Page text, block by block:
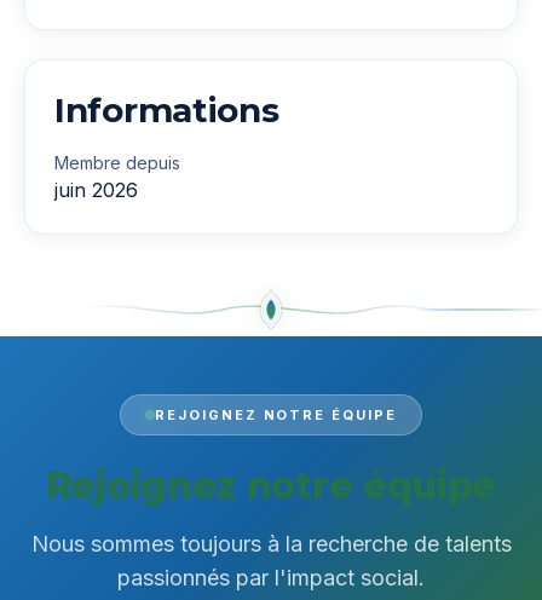
Informations
Membre depuis
juin 2026
REJOIGNEZ NOTRE ÉQUIPE
Rejoignez notre équipe
Nous sommes toujours à la recherche de talents
passionnés par l'impact social.